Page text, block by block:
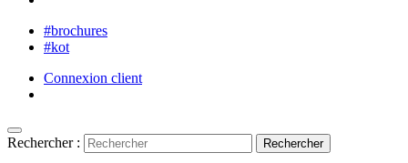
#brochures
#kot
Connexion client
Rechercher :